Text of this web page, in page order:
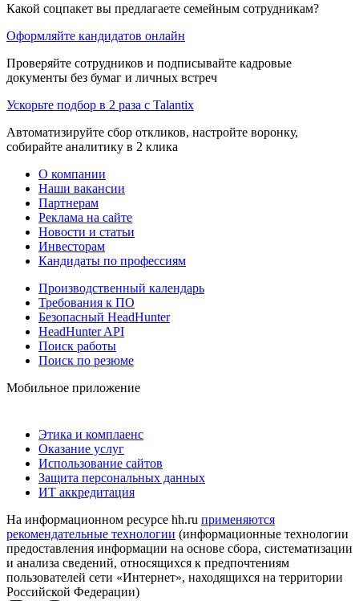
Какой соцпакет вы предлагаете семейным сотрудникам?
Оформляйте кандидатов онлайн
Проверяйте сотрудников и подписывайте кадровые
документы без бумаг и личных встреч
Ускорьте подбор в 2 раза с Talantix
Автоматизируйте сбор откликов, настройте воронку,
собирайте аналитику в 2 клика
О компании
Наши вакансии
Партнерам
Реклама на сайте
Новости и статьи
Инвесторам
Кандидаты по профессиям
Производственный календарь
Требования к ПО
Безопасный HeadHunter
HeadHunter API
Поиск работы
Поиск по резюме
Мобильное приложение
Этика и комплаенс
Оказание услуг
Использование сайтов
Защита персональных данных
ИТ аккредитация
На информационном ресурсе hh.ru применяются
рекомендательные технологии (информационные технологии
предоставления информации на основе сбора, систематизации
и анализа сведений, относящихся к предпочтениям
пользователей сети «Интернет», находящихся на территории
Российской Федерации)